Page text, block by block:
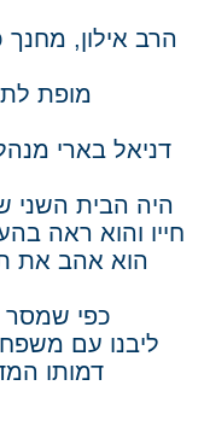
הרב אילון,
מופת
דניאל בארי
היה הבית השני
חייו והוא ראה
הוא אהב את
כפי
ליבנו עם
דמותו